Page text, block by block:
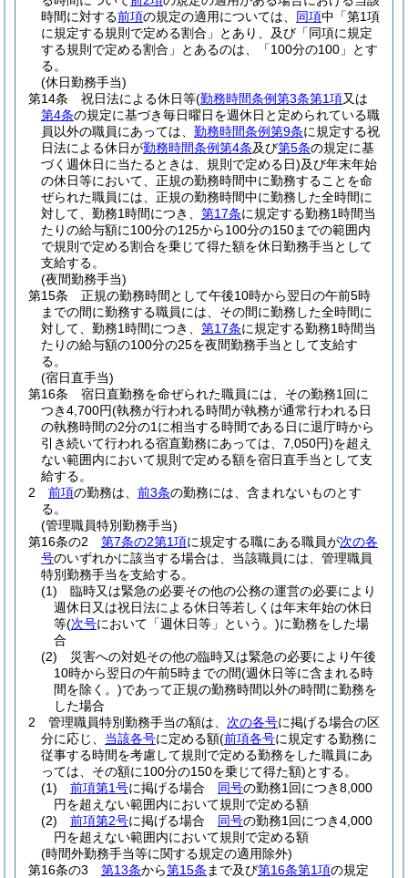
時間に対する前項の規定の適用については、 同項中「第1項
に規定する規則で定める割合」とあり、及び「同項に規定
する規則で定める割合」とあるのは、「100分の100」とす
る。
(休日勤務手当)
第14条
祝日法による休日等(勤務時間条例第3条第1項又は
第4条の規定に基づき毎日曜日を週休日と定められている職
員以外の職員にあっては、 勤務時間条例第9条に規定する祝
日法による休日が勤務時間条例第4条及び第5条の規定に基
づく週休日に当たるときは、規則で定める日)及び年末年始
の休日等において、正規の勤務時間中に勤務することを命
ぜられた職員には、正規の勤務時間中に勤務した全時間に
対して、勤務1時間につき、 第17条に規定する勤務1時間当
たりの給与額に100分の125から100分の150までの範囲内
で規則で定める割合を乗じて得た額を休日勤務手当として
支給する。
(夜間勤務手当)
第15条
正規の勤務時間として午後10時から翌日の午前5時
までの間に勤務する職員には、その間に勤務した全時間に
対して、勤務1時間につき、 第17条に規定する勤務1時間当
たりの給与額の100分の25を夜間勤務手当として支給す
る。
(宿日直手当)
第16条
宿日直勤務を命ぜられた職員には、その勤務1回に
つき4,700円(執務が行われる時間が執務が通常行われる日
の執務時間の2分の1に相当する時間である日に退庁時から
引き続いて行われる宿直勤務にあっては、7,050円)を超え
ない範囲内において規則で定める額を宿日直手当として支
給する。
2
前項の勤務は、 前3条の勤務には、含まれないものとす
る。
(管理職員特別勤務手当)
第16条の2
第7条の2第1項に規定する職にある職員が次の各
号のいずれかに該当する場合は、当該職員には、管理職員
特別勤務手当を支給する。
(1)
臨時又は緊急の必要その他の公務の運営の必要により
週休日又は祝日法による休日等若しくは年末年始の休日
等(次号において「週休日等」という。)に勤務をした場
合
(2)
災害への対処その他の臨時又は緊急の必要により午後
10時から翌日の午前5時までの間(週休日等に含まれる時
間を除く。)であって正規の勤務時間以外の時間に勤務を
した場合
2
管理職員特別勤務手当の額は、 次の各号に掲げる場合の区
分に応じ、 当該各号に定める額(前項各号に規定する勤務に
従事する時間を考慮して規則で定める勤務をした職員にあ
っては、その額に100分の150を乗じて得た額)とする。
(1)
前項第1号に掲げる場合 同号の勤務1回につき8,000
円を超えない範囲内において規則で定める額
(2)
前項第2号に掲げる場合 同号の勤務1回につき4,000
円を超えない範囲内において規則で定める額
(時間外勤務手当等に関する規定の適用除外)
第16条の3
第13条から第15条 まで及び第16条第1項の規定